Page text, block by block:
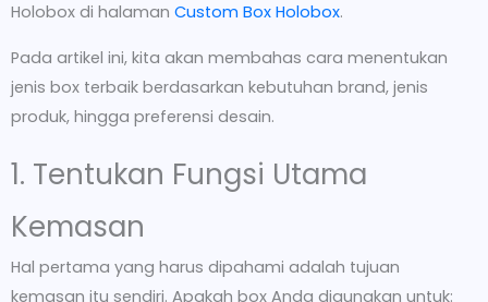
Holobox di halaman Custom Box Holobox.
Pada artikel ini, kita akan membahas cara menentukan
jenis box terbaik berdasarkan kebutuhan brand, jenis
produk, hingga preferensi desain.
1. Tentukan Fungsi Utama
Kemasan
Hal pertama yang harus dipahami adalah tujuan
kemasan itu sendiri. Apakah box Anda digunakan untuk: